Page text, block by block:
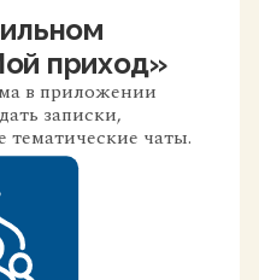
приход»
в приложении
записки,
тематические чаты.